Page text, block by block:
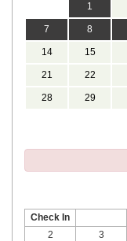
1
7 8
14 15
21 22
28 29
Check In
2
3